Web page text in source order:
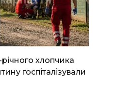
хлопчика
госпіталізували